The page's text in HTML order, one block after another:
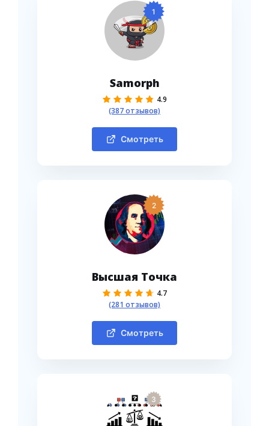
1
Samorph
4.9
(387 отзывов)
Смотреть
2
Высшая Точка
4.7
(281 отзывов)
Смотреть
3